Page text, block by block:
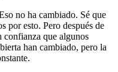
no ha cambiado. Sé que
por esto. Pero después de
confianza que algunos
han cambiado, pero la